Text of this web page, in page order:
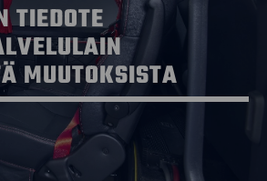
TIEDOTE
MUUTOKSISTA